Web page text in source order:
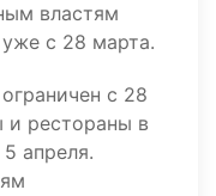
властям
с 28 марта.
с 28
и рестораны в
апреля.